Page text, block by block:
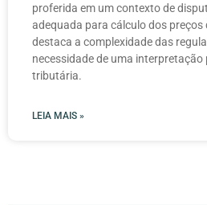
proferida em um contexto de
adequada para cálculo dos preços
destaca a complexidade das
necessidade de uma interpretação
tributária.
LEIA MAIS »